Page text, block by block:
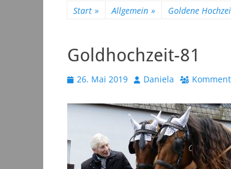
Start » Allgemein » Goldene
Goldhochzeit-81
Veröffentlicht
26. Mai 2019 AutorDaniela